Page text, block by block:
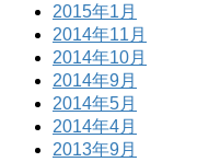
2015年1月
2014年11月
2014年10月
2014年9月
2014年5月
2014年4月
2013年9月